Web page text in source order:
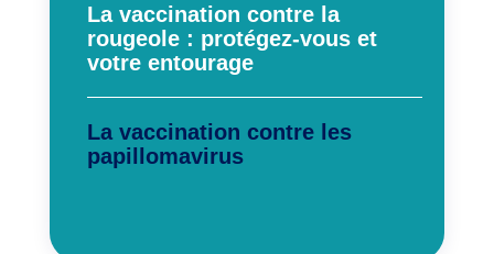
La vaccination contre la
rougeole : protégez-vous et
votre entourage
La vaccination contre les
papillomavirus